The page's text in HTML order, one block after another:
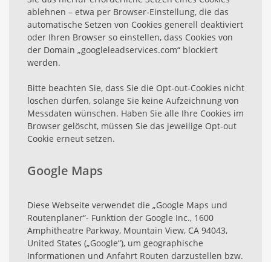
ablehnen – etwa per Browser-Einstellung, die das
automatische Setzen von Cookies generell deaktiviert
oder Ihren Browser so einstellen, dass Cookies von
der Domain „googleleadservices.com“ blockiert
werden.
Bitte beachten Sie, dass Sie die Opt-out-Cookies nicht
löschen dürfen, solange Sie keine Aufzeichnung von
Messdaten wünschen. Haben Sie alle Ihre Cookies im
Browser gelöscht, müssen Sie das jeweilige Opt-out
Cookie erneut setzen.
Google Maps
Diese Webseite verwendet die „Google Maps und
Routenplaner“- Funktion der Google Inc., 1600
Amphitheatre Parkway, Mountain View, CA 94043,
United States („Google“), um geographische
Informationen und Anfahrt Routen darzustellen bzw.